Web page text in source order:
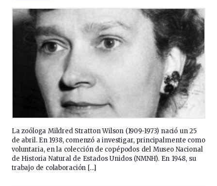
La zoóloga Mildred Stratton Wilson (1909-1973) nació un 25
de abril. En 1938, comenzó a investigar, principalmente como
voluntaria, en la colección de copépodos del Museo Nacional
de Historia Natural de Estados Unidos (NMNH). En 1948, su
trabajo de colaboración […]